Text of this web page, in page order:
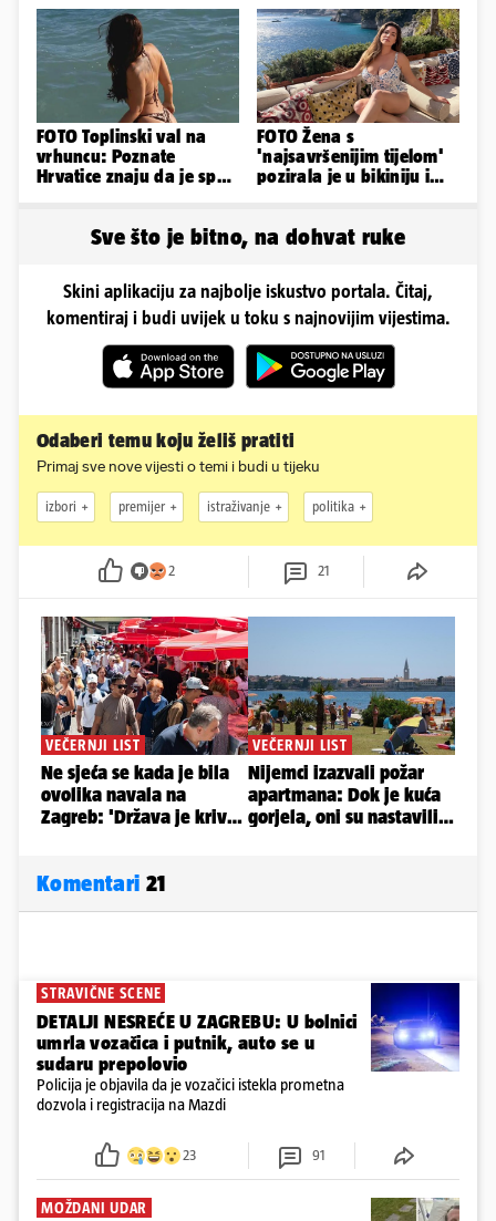
FOTO Toplinski val na
vrhuncu: Poznate
Hrvatice znaju da je spas
FOTO Žena s
'najsavršenijim tijelom'
pozirala je u bikiniju i
Sve što je bitno, na dohvat ruke
Skini aplikaciju za najbolje iskustvo portala. Čitaj,
komentiraj i budi uvijek u toku s najnovijim vijestima.
Odaberi temu koju želiš pratiti
Primaj sve nove vijesti o temi i budi u tijeku
izbori premijer istraživanje politika
2 21
Komentari 21
STRAVIČNE SCENE
DETALJI NESREĆE U ZAGREBU: U bolnici
umrla vozačica i putnik, auto se u
sudaru prepolovio
Policija je objavila da je vozačici istekla prometna
dozvola i registracija na Mazdi
23 91
MOŽDANI UDAR